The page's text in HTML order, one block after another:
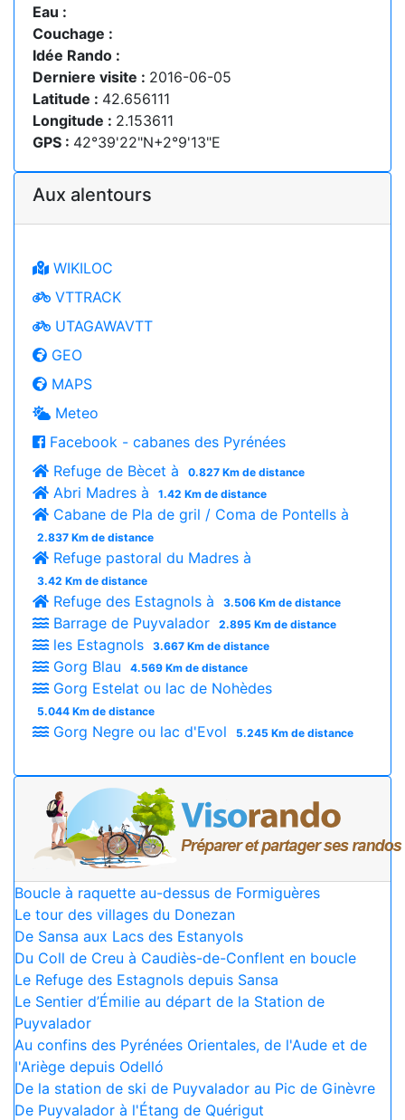
Eau :
Couchage :
Idée Rando :
Derniere visite : 2016-06-05
Latitude : 42.656111
Longitude : 2.153611
GPS : 42°39'22"N+2°9'13"E
Aux alentours
WIKILOC
VTTRACK
UTAGAWAVTT
GEO
MAPS
Meteo
Facebook - cabanes des Pyrénées
Refuge de Bècet à
0.827 Km de distance
Abri Madres à 1.42 Km de distance
Cabane de Pla de gril / Coma de Pontells à
2.837 Km de distance
Refuge pastoral du Madres à
3.42 Km de distance
Refuge des Estagnols à 3.506 Km de distance
Barrage de Puyvalador 2.895 Km de distance
les Estagnols 3.667 Km de distance
Gorg Blau 4.569 Km de distance
Gorg Estelat ou lac de Nohèdes
5.044 Km de distance
Gorg Negre ou lac d'Evol 5.245 Km de distance
Boucle à raquette au-dessus de Formiguères
Le tour des villages du Donezan
De Sansa aux Lacs des Estanyols
Du Coll de Creu à Caudiès-de-Conflent en boucle
Le Refuge des Estagnols depuis Sansa
Le Sentier d’Émilie au départ de la Station de
Puyvalador
Au confins des Pyrénées Orientales, de l'Aude et de
l'Ariège depuis Odelló
De la station de ski de Puyvalador au Pic de Ginèvre
De Puyvalador à l'Étang de Quérigut